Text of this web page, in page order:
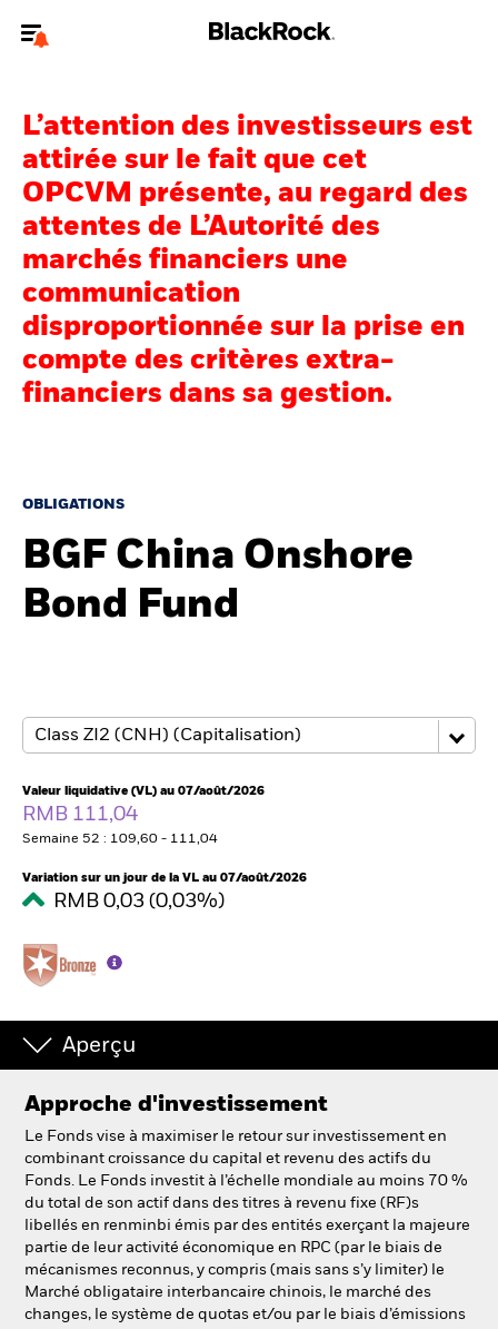
Pour accéder directement à un autre site BlackRock, veuillez mettre à
jourvotre type d'utilisateur
Nous connaître
Produits
Thèmes
Education
France
BlackRock
Notre société
L’attention des investisseurs est
attirée sur le fait que cet
OPCVM présente, au regard des
attentes de L’Autorité des
marchés financiers une
communication
disproportionnée sur la prise en
compte des critères extra-
financiers dans sa gestion.
OBLIGATIONS
BGF China Onshore
Bond Fund
Valeur liquidative (VL) au 07/août/2026
RMB 111,04
Semaine 52 : 109,60 - 111,04
Variation sur un jour de la VL au 07/août/2026
RMB 0,03 (0,03%)
Aperçu
Approche d'investissement
Le Fonds vise à maximiser le retour sur investissement en
combinant croissance du capital et revenu des actifs du
Fonds. Le Fonds investit à l’échelle mondiale au moins 70 %
du total de son actif dans des titres à revenu fixe (RF)s
libellés en renminbi émis par des entités exerçant la majeure
partie de leur activité économique en RPC (par le biais de
mécanismes reconnus, y compris (mais sans s’y limiter) le
Marché obligataire interbancaire chinois, le marché des
changes, le système de quotas et/ou par le biais d’émissions